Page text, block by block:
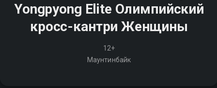
Yongpyong Elite Олимпийский
кросс-кантри Женщины
12+
Маунтинбайк